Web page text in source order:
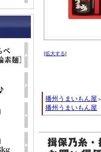
[拡大する]
播州うまいもん屋 ＞
播州うまいもん屋